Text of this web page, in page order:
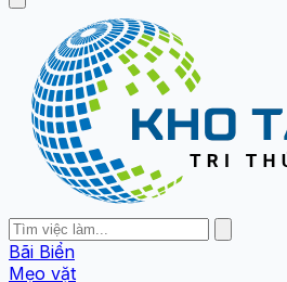
Bãi Biển
Mẹo vặt